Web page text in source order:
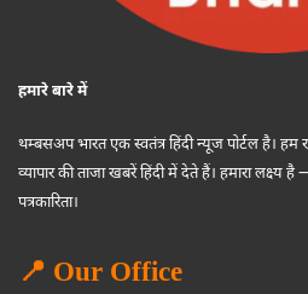
हमारे बारे में
थम्बसअप भारत एक स्वतंत्र हिंदी न्यूज पोर्टल है।
व्यापार की ताजा खबरें हिंदी में देते हैं। हमारा लक्ष्य
पत्रकारिता।
📍 Our Office